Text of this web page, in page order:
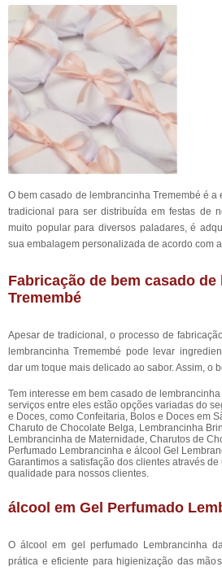
O bem casado de lembrancinha Tremembé é
tradicional para ser distribuída em festas de
muito popular para diversos paladares, é
sua embalagem personalizada de acordo com
Fabricação de bem casado
Tremembé
Apesar de tradicional, o processo de
lembrancinha Tremembé pode levar
dar um toque mais delicado ao sabor. Assim, o
Tem interesse em bem casado de
serviços entre eles estão opções variadas do
e Doces, como Confeitaria, Bolos e Doces em
Charuto de Chocolate Belga, Lembrancinha
Lembrancinha de Maternidade, Charutos de
Perfumado Lembrancinha e álcool Gel
Garantimos a satisfação dos clientes através
qualidade para nossos clientes.
álcool em Gel Perfumado
O álcool em gel perfumado Lembrancinha
prática e eficiente para higienização das